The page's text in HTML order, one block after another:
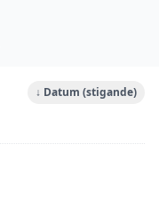
↓ Datum (stigande)